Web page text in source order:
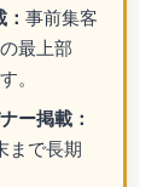
事前集客
最上部
。
ー掲載：
まで長期